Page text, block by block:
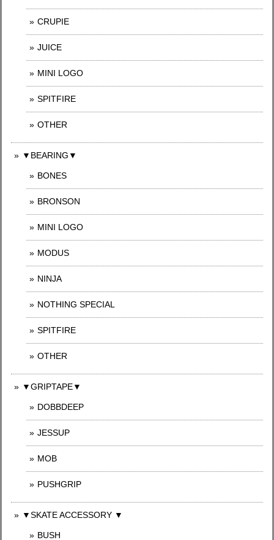
CRUPIE
JUICE
MINI LOGO
SPITFIRE
OTHER
▼BEARING▼
BONES
BRONSON
MINI LOGO
MODUS
NINJA
NOTHING SPECIAL
SPITFIRE
OTHER
▼GRIPTAPE▼
DOBBDEEP
JESSUP
MOB
PUSHGRIP
▼SKATE ACCESSORY ▼
BUSH